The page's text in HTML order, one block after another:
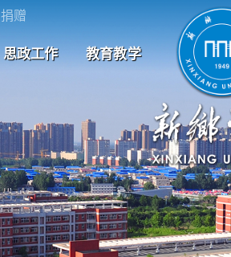
捐赠
思政工作 教育教学